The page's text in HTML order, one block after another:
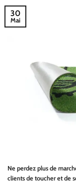
30
Mai
Ne perdez plus de
clients de toucher et de